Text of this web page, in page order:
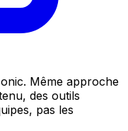
Même approche
des outils
pas les